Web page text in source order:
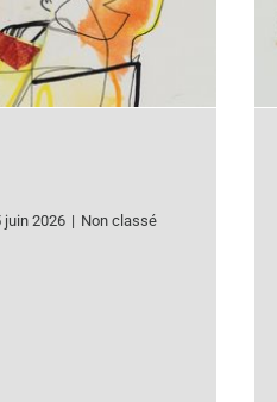
juin 2026 | Non classé